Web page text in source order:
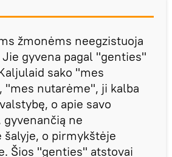
žmonėms neegzistuoja
gyvena pagal "genties"
sako "mes
"mes nutarėme", ji kalba
o apie savo
ne
šalyje, o pirmykštėje
Šios "genties" atstovai